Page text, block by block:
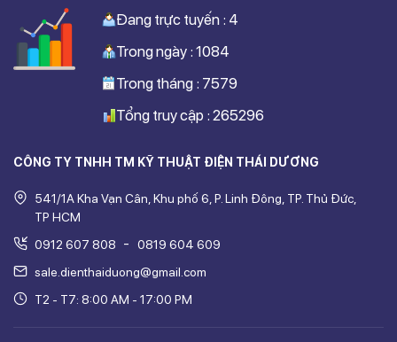
CÔNG TY TNHH TM KỸ THUẬT ĐIỆN THÁI DƯƠNG
541/1A Kha Vạn Cân, Khu phố 6, P. Linh Đông, TP. Thủ Đức,
TP HCM
0912 607 808
-
0819 604 609
sale.dienthaiduong@gmail.com
T2 - T7: 8:00 AM - 17:00 PM
Trong ngày : 1084
Trong tháng : 7579
Tổng truy cập : 265296
Đang trực tuyến : 4